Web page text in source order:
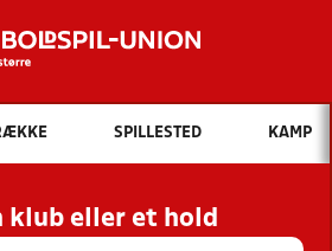
Hvad vil du søge efter?
INDHOLD OG NYHEDER
KLUBBER OG
HOLD
SPILLESTED KAMP
klub eller et hold